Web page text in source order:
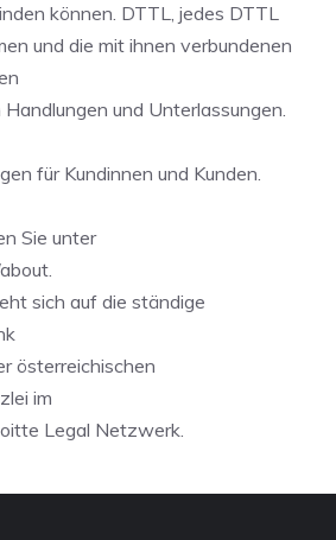
können. DTTL, jedes DTTL
und die mit ihnen verbundenen
und Unterlassungen.
für Kundinnen und Kunden.
Sie unter
sich auf die ständige
österreichischen
im
Legal Netzwerk.